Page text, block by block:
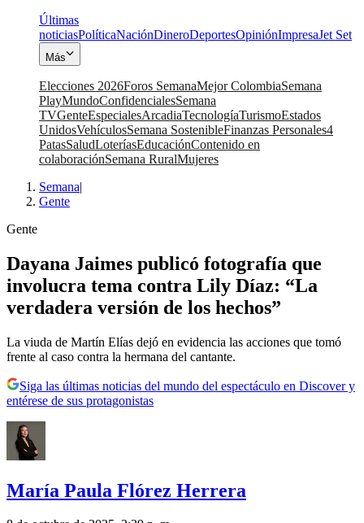
Últimas
noticiasPolíticaNaciónDineroDeportesOpiniónImpresaJet Set
Más
Elecciones 2026Foros SemanaMejor ColombiaSemana
PlayMundoConfidencialesSemana
TVGenteEspecialesArcadiaTecnologíaTurismoEstados
UnidosVehículosSemana SostenibleFinanzas Personales4
PatasSaludLoteríasEducaciónContenido en
colaboraciónSemana RuralMujeres
Semana|
Gente
Gente
Dayana Jaimes publicó fotografía que
involucra tema contra Lily Díaz: “La
verdadera versión de los hechos”
La viuda de Martín Elías dejó en evidencia las acciones que tomó
frente al caso contra la hermana del cantante.
Siga las últimas noticias del mundo del espectáculo en Discover y
entérese de sus protagonistas
María Paula Flórez Herrera